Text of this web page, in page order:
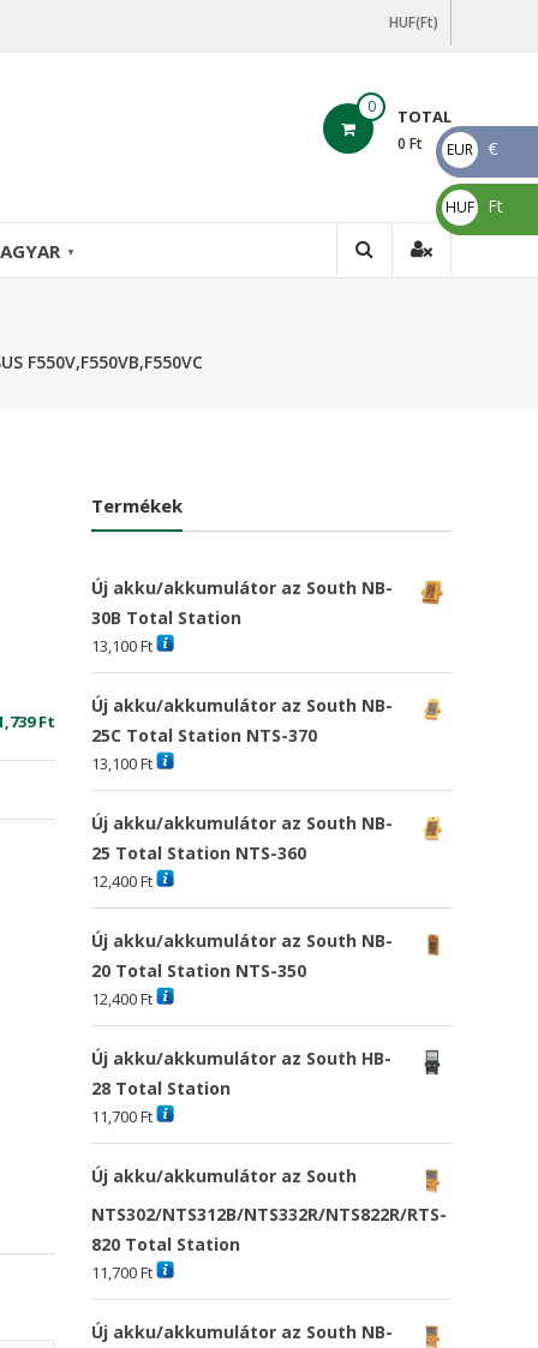
HUF(Ft)
0 TOTAL
0 Ft
▼
Ft Current
price
Termékek
Új akku/akkumulátor az South NB-
30B Total Station
13,100Ft
Új akku/akkumulátor az South NB-
25C Total Station NTS-370
13,100Ft
Új akku/akkumulátor az South NB-
25 Total Station NTS-360
12,400Ft
Új akku/akkumulátor az South NB-
20 Total Station NTS-350
12,400Ft
Új akku/akkumulátor az South HB-
28 Total Station
11,700Ft
Új akku/akkumulátor az South
NTS302/NTS312B/NTS332R/NTS822R/RTS-
820 Total Station
11,700Ft
Új akku/akkumulátor az South NB-
EUR
€
€
HUF
Ft
Ft